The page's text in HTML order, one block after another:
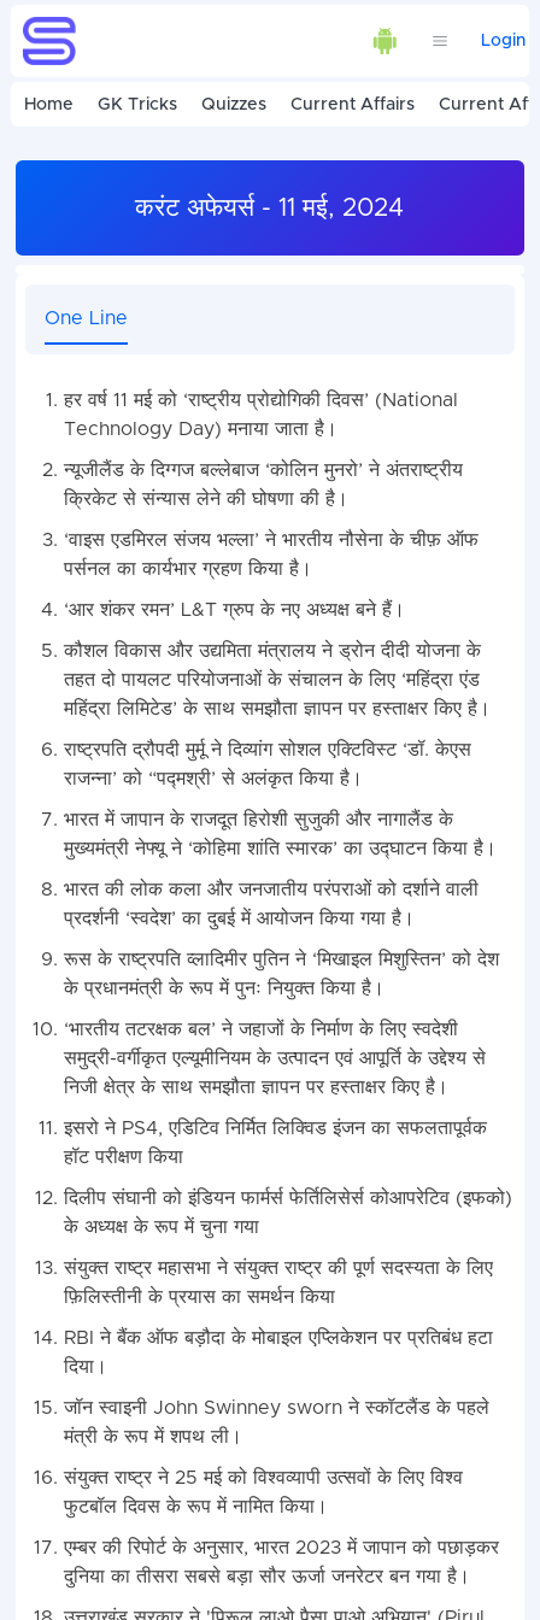
Login
Home GK Tricks Quizzes Current Affairs Current
करंट अफेयर्स - 11 मई, 2024
One Line
हर वर्ष 11 मई को ‘राष्ट्रीय प्रोद्योगिकी दिवस’ (National
Technology Day) मनाया जाता है।
न्यूजीलैंड के दिग्गज बल्लेबाज ‘कोलिन मुनरो’ ने अंतराष्ट्रीय
क्रिकेट से संन्यास लेने की घोषणा की है।
‘वाइस एडमिरल संजय भल्ला’ ने भारतीय नौसेना के चीफ़ ऑफ
पर्सनल का कार्यभार ग्रहण किया है।
‘आर शंकर रमन’ L&T ग्रुप के नए अध्यक्ष बने हैं।
कौशल विकास और उद्यमिता मंत्रालय ने ड्रोन दीदी योजना के
तहत दो पायलट परियोजनाओं के संचालन के लिए ‘महिंद्रा एंड
महिंद्रा लिमिटेड’ के साथ समझौता ज्ञापन पर हस्ताक्षर किए है।
राष्ट्रपति द्रौपदी मुर्मू ने दिव्यांग सोशल एक्टिविस्ट ‘डॉ. केएस
राजन्ना’ को “पद्मश्री’ से अलंकृत किया है।
भारत में जापान के राजदूत हिरोशी सुजुकी और नागालैंड के
मुख्यमंत्री नेफ्यू ने ‘कोहिमा शांति स्मारक’ का उद्घाटन किया है।
भारत की लोक कला और जनजातीय परंपराओं को दर्शाने वाली
प्रदर्शनी ‘स्वदेश’ का दुबई में आयोजन किया गया है।
रूस के राष्ट्रपति व्लादिमीर पुतिन ने ‘मिखाइल मिशुस्तिन’ को देश
के प्रधानमंत्री के रूप में पुनः नियुक्त किया है।
‘भारतीय तटरक्षक बल’ ने जहाजों के निर्माण के लिए स्वदेशी
समुद्री-वर्गीकृत एल्यूमीनियम के उत्पादन एवं आपूर्ति के उद्देश्य से
निजी क्षेत्र के साथ समझौता ज्ञापन पर हस्ताक्षर किए है।
इसरो ने PS4, एडिटिव निर्मित लिक्विड इंजन का सफलतापूर्वक
हॉट परीक्षण किया
दिलीप संघानी को इंडियन फार्मर्स फेर्तिलिसेर्स कोआपरेटिव (इफको)
के अध्यक्ष के रूप में चुना गया
संयुक्त राष्ट्र महासभा ने संयुक्त राष्ट्र की पूर्ण सदस्यता के लिए
फ़िलिस्तीनी के प्रयास का समर्थन किया
RBI ने बैंक ऑफ बड़ौदा के मोबाइल एप्लिकेशन पर प्रतिबंध हटा
दिया।
जॉन स्वाइनी John Swinney sworn ने स्कॉटलैंड के पहले
मंत्री के रूप में शपथ ली।
संयुक्त राष्ट्र ने 25 मई को विश्वव्यापी उत्सवों के लिए विश्व
फुटबॉल दिवस के रूप में नामित किया।
एम्बर की रिपोर्ट के अनुसार, भारत 2023 में जापान को पछाड़कर
दुनिया का तीसरा सबसे बड़ा सौर ऊर्जा जनरेटर बन गया है।